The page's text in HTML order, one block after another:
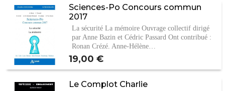
Sciences-Po Concours commun
2017
La sécurité La mémoire Ouvrage collectif dirigé
par Anne Bazin et Cédric Passard Ont contribué :
Ronan Crézé, Anne-Hélène…
Prix
19,00 €
Le Complot Charlie